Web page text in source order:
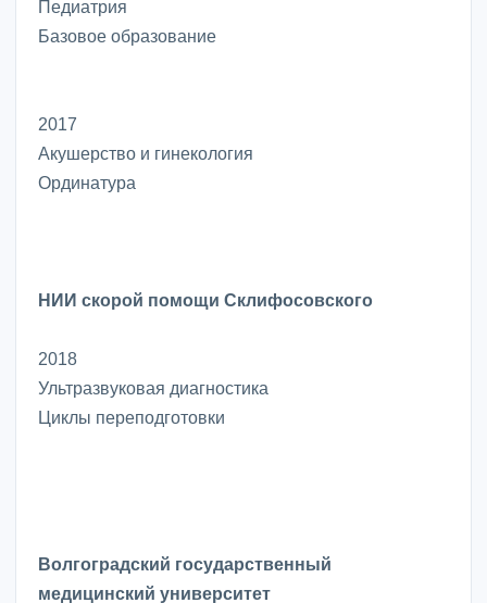
Педиатрия
Базовое образование
2017
Акушерство и гинекология
Ординатура
НИИ скорой помощи Склифосовского
2018
Ультразвуковая диагностика
Циклы переподготовки
Волгоградский государственный
медицинский университет